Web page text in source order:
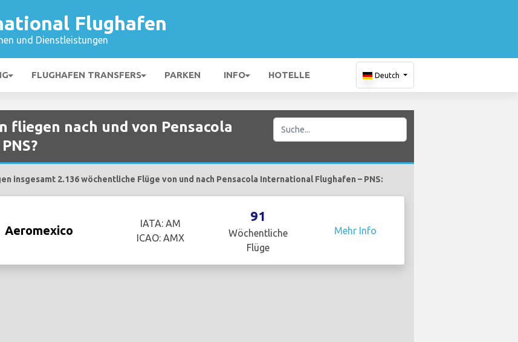
Flughafen
und Dienstleistungen
FLUGHAFEN TRANSFERS PARKEN INFO HOTELLE Deutch
fliegen nach und von Pensacola
insgesamt 2.136 wöchentliche Flüge von und nach Pensacola International Flughafen – PNS:
Aeromexico
IATA: AM
ICAO: AMX
91
Wöchentliche
Flüge
Mehr Info